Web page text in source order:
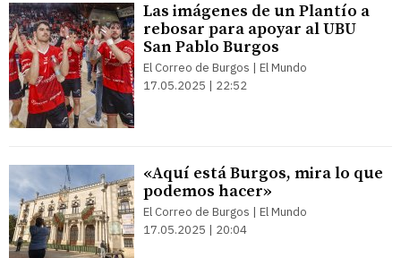
Las imágenes de un Plantío a
rebosar para apoyar al UBU
San Pablo Burgos
El Correo de Burgos | El Mundo
17.05.2025 | 22:52
«Aquí está Burgos, mira lo que
podemos hacer»
El Correo de Burgos | El Mundo
17.05.2025 | 20:04